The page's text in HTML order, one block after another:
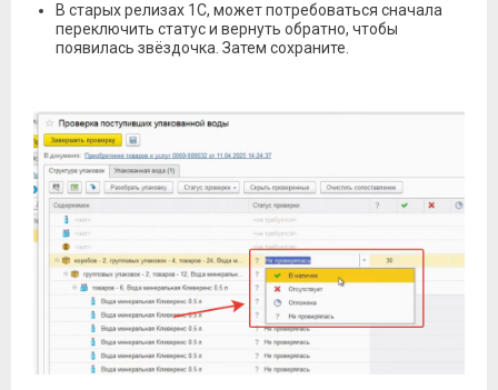
В старых релизах 1С, может потребоваться сначала
переключить статус и вернуть обратно, чтобы
появилась звёздочка. Затем сохраните.